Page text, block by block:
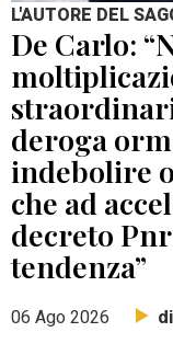
L'AUTORE DEL
De Carlo:
deroga
indebolire
che ad
decreto
tendenza”
06 Ago 2026